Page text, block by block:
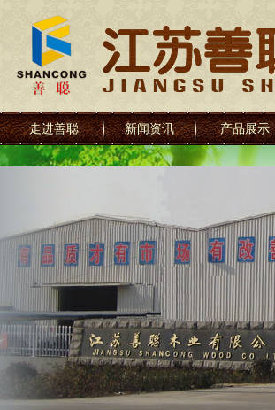
走进善聪 新闻资讯 产品展示